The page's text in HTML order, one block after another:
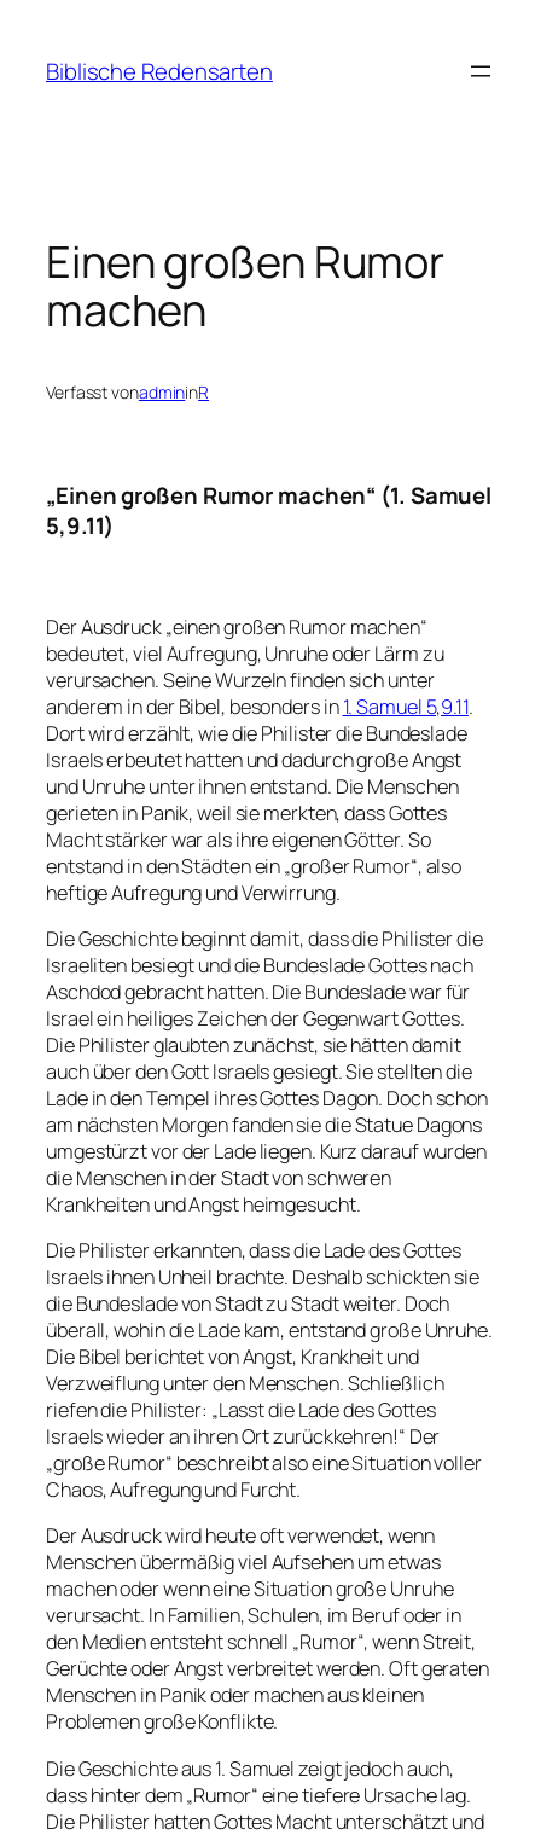
springen
Biblische Redensarten
Einen großen Rumor
machen
Verfasst vonadmininR
„Einen großen Rumor machen“ (1. Samuel
5,9.11)
Der Ausdruck „einen großen Rumor machen“
bedeutet, viel Aufregung, Unruhe oder Lärm zu
verursachen. Seine Wurzeln finden sich unter
anderem in der Bibel, besonders in1. Samuel 5,9.11.
Dort wird erzählt, wie die Philister die Bundeslade
Israels erbeutet hatten und dadurch große Angst
und Unruhe unter ihnen entstand. Die Menschen
gerieten in Panik, weil sie merkten, dass Gottes
Macht stärker war als ihre eigenen Götter. So
entstand in den Städten ein „großer Rumor“, also
heftige Aufregung und Verwirrung.
Die Geschichte beginnt damit, dass die Philister die
Israeliten besiegt und die Bundeslade Gottes nach
Aschdod gebracht hatten. Die Bundeslade war für
Israel ein heiliges Zeichen der Gegenwart Gottes.
Die Philister glaubten zunächst, sie hätten damit
auch über den Gott Israels gesiegt. Sie stellten die
Lade in den Tempel ihres Gottes Dagon. Doch schon
am nächsten Morgen fanden sie die Statue Dagons
umgestürzt vor der Lade liegen. Kurz darauf wurden
die Menschen in der Stadt von schweren
Krankheiten und Angst heimgesucht.
Die Philister erkannten, dass die Lade des Gottes
Israels ihnen Unheil brachte. Deshalb schickten sie
die Bundeslade von Stadt zu Stadt weiter. Doch
überall, wohin die Lade kam, entstand große Unruhe.
Die Bibel berichtet von Angst, Krankheit und
Verzweiflung unter den Menschen. Schließlich
riefen die Philister: „Lasst die Lade des Gottes
Israels wieder an ihren Ort zurückkehren!“ Der
„große Rumor“ beschreibt also eine Situation voller
Chaos, Aufregung und Furcht.
Der Ausdruck wird heute oft verwendet, wenn
Menschen übermäßig viel Aufsehen um etwas
machen oder wenn eine Situation große Unruhe
verursacht. In Familien, Schulen, im Beruf oder in
den Medien entsteht schnell „Rumor“, wenn Streit,
Gerüchte oder Angst verbreitet werden. Oft geraten
Menschen in Panik oder machen aus kleinen
Problemen große Konflikte.
Die Geschichte aus 1. Samuel zeigt jedoch auch,
dass hinter dem „Rumor“ eine tiefere Ursache lag.
Die Philister hatten Gottes Macht unterschätzt und